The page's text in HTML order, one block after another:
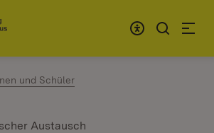
und Schüler
Austausch